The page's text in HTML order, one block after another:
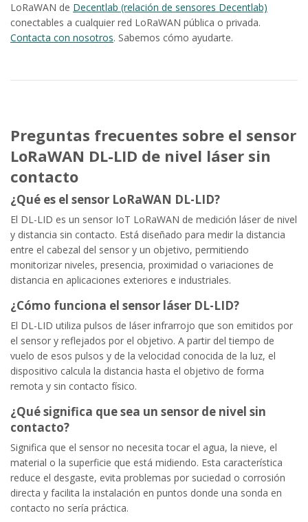
LoRaWAN de Decentlab (relación de sensores Decentlab)
conectables a cualquier red LoRaWAN pública o privada.
Contacta con nosotros. Sabemos cómo ayudarte.
Preguntas frecuentes sobre el sensor
LoRaWAN DL-LID de nivel láser sin
contacto
¿Qué es el sensor LoRaWAN DL-LID?
El DL-LID es un sensor IoT LoRaWAN de medición láser de nivel
y distancia sin contacto. Está diseñado para medir la distancia
entre el cabezal del sensor y un objetivo, permitiendo
monitorizar niveles, presencia, proximidad o variaciones de
distancia en aplicaciones exteriores e industriales.
¿Cómo funciona el sensor láser DL-LID?
El DL-LID utiliza pulsos de láser infrarrojo que son emitidos por
el sensor y reflejados por el objetivo. A partir del tiempo de
vuelo de esos pulsos y de la velocidad conocida de la luz, el
dispositivo calcula la distancia hasta el objetivo de forma
remota y sin contacto físico.
¿Qué significa que sea un sensor de nivel sin
contacto?
Significa que el sensor no necesita tocar el agua, la nieve, el
material o la superficie que está midiendo. Esta característica
reduce el desgaste, evita problemas por suciedad o corrosión
directa y facilita la instalación en puntos donde una sonda en
contacto no sería práctica.